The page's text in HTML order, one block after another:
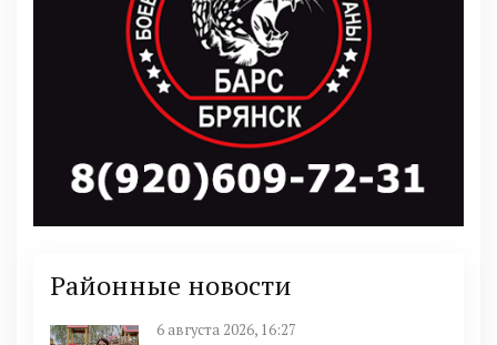
Районные новости
6 августа 2026, 16:27